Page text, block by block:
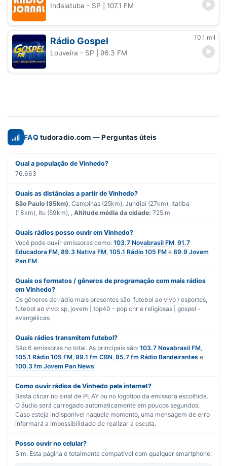
Indaiatuba - SP | 107.1 FM
Rádio Gospel 10.1 mil
Louveira - SP | 96.3 FM
FAQ tudoradio.com — Perguntas úteis
Qual a população de Vinhedo?
76.663
Quais as distâncias a partir de Vinhedo?
São Paulo (85km), Campinas (25km), Jundiaí (27km), Itatiba
(18km), Itu (59km), , Altitude média da cidade: 725 m
Quais rádios posso ouvir em Vinhedo?
Você pode ouvir emissoras como: 103.7 Novabrasil FM, 91.7
Educadora FM, 89.3 Nativa FM, 105.1 Rádio 105 FM e 89.9 Jovem
Pan FM
Quais os formatos / gêneros de programação com mais rádios
em Vinhedo?
Os gêneros de rádio mais presentes são: futebol ao vivo / esportes,
futebol ao vivo: sp, jovem | top40 - pop chr e religiosas | gospel -
evangélicas
Quais rádios transmitem futebol?
São 6 emissoras no total. As principais são: 103.7 Novabrasil FM,
105.1 Rádio 105 FM, 99.1 fm CBN, 85.7 fm Rádio Bandeirantes e
100.3 fm Jovem Pan News
Como ouvir rádios de Vinhedo pela internet?
Basta clicar no sinal de PLAY ou no logotipo da emissora escolhida.
O áudio será carregado automaticamente em poucos segundos.
Caso esteja indisponível naquele momento, uma mensagem de erro
informará a impossibilidade de realizar a escuta.
Posso ouvir no celular?
Sim. Esta página é totalmente compatível com qualquer smartphone.